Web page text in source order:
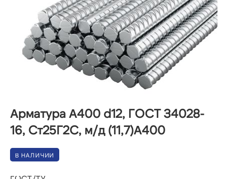
Арматура А400 d12, ГОСТ 34028-
16, Ст25Г2С, м/д (11,7)А400
В НАЛИЧИИ